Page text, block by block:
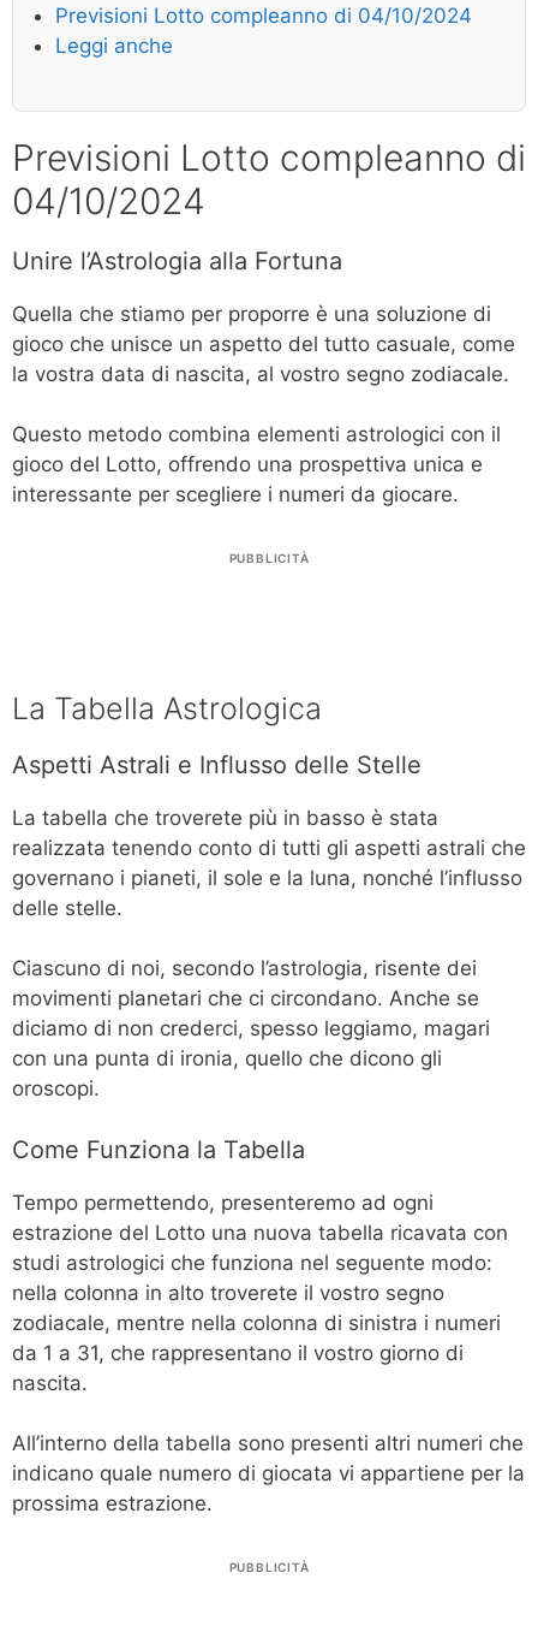
Previsioni Lotto compleanno di 04/10/2024
Leggi anche
Previsioni Lotto compleanno di
04/10/2024
Unire l’Astrologia alla Fortuna
Quella che stiamo per proporre è una soluzione di
gioco che unisce un aspetto del tutto casuale, come
la vostra data di nascita, al vostro segno zodiacale.
Questo metodo combina elementi astrologici con il
gioco del Lotto, offrendo una prospettiva unica e
interessante per scegliere i numeri da giocare.
PUBBLICITÀ
La Tabella Astrologica
Aspetti Astrali e Influsso delle Stelle
La tabella che troverete più in basso è stata
realizzata tenendo conto di tutti gli aspetti astrali che
governano i pianeti, il sole e la luna, nonché l’influsso
delle stelle.
Ciascuno di noi, secondo l’astrologia, risente dei
movimenti planetari che ci circondano. Anche se
diciamo di non crederci, spesso leggiamo, magari
con una punta di ironia, quello che dicono gli
oroscopi.
Come Funziona la Tabella
Tempo permettendo, presenteremo ad ogni
estrazione del Lotto una nuova tabella ricavata con
studi astrologici che funziona nel seguente modo:
nella colonna in alto troverete il vostro segno
zodiacale, mentre nella colonna di sinistra i numeri
da 1 a 31, che rappresentano il vostro giorno di
nascita.
All’interno della tabella sono presenti altri numeri che
indicano quale numero di giocata vi appartiene per la
prossima estrazione.
PUBBLICITÀ